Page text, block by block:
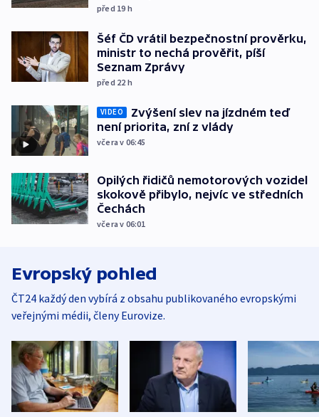
před 19 h
Šéf ČD vrátil bezpečnostní prověrku,
ministr to nechá prověřit, píší
Seznam Zprávy
před 22 h
VIDEO
Zvýšení slev na jízdném teď
není priorita, zní z vlády
včera v 06:45
Opilých řidičů nemotorových vozidel
skokově přibylo, nejvíc ve středních
Čechách
včera v 06:01
Evropský pohled
ČT24 každý den vybírá z obsahu publikovaného evropskými
veřejnými médii, členy Eurovize.